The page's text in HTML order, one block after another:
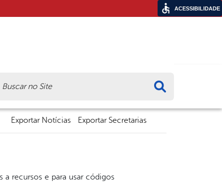
Exportar Notícias Exportar Secretarias
a recursos e para usar códigos
ACESSIBILIDADE